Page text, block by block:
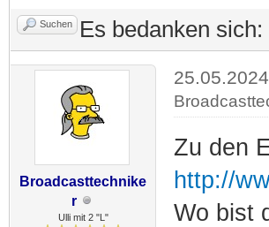
Suchen Es bedanken sich:
Broadcasttechnike
r
Ulli mit 2 "L"
Zu den
http://
Wo bist